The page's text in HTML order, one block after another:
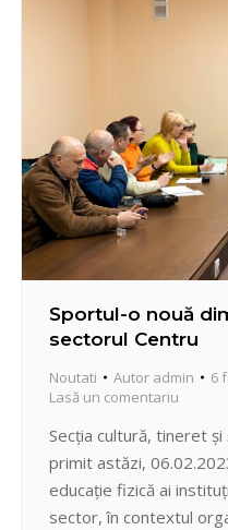
admiratori la…
Sportul-o nouă
sectorul Centru
Noutati Autor admin
6
Lasă un comentariu
Secția cultură, tineret
primit astăzi,
educație fizică ai
sector, în contextul